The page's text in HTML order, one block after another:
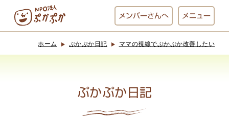
メンバーさんへ メニュー
ホーム ぷかぷか日記 ママの視線でぷかぷか改善したい
ぷかぷか日記